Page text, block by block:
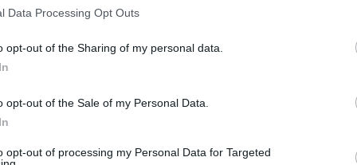
Data Processing Opt Outs
opt-out of the Sharing of my personal data.
opt-out of the Sale of my Personal Data.
opt-out of processing my Personal Data for Targeted